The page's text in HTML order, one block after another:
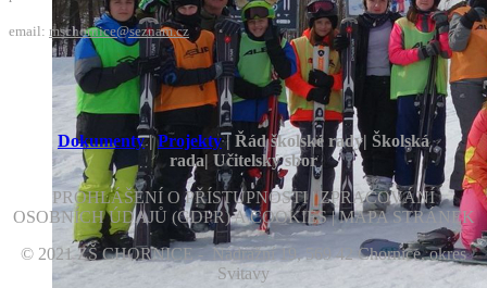
email: mschornice@seznam.cz
Dokumenty|Projekty| Řád školské rady| Školská
rada| Učitelský sbor
PROHLÁŠENÍ O PŘÍSTUPNOSTI | ZPRACOVÁNÍ
OSOBNÍCH ÚDAJŮ (GDPR) A COOKIES | MAPA STRÁNEK
© 2021 ZŠ CHORNICE - Nádražní 19, 569 42 Chornice, okres
Svitavy